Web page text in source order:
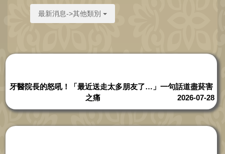
最新消息->其他類別
牙醫院長的怒吼！「最近送走太多朋友了…」一句話道盡菸害
之痛
2026-07-28